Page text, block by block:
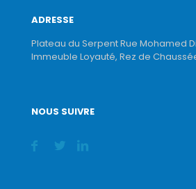
ADRESSE
Plateau du Serpent Rue Mohamed
Immeuble Loyauté, Rez de
NOUS SUIVRE